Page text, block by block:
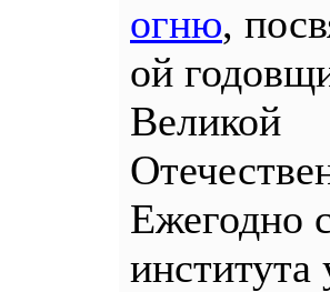
огню,
ой
Великой
Ежегодно
института